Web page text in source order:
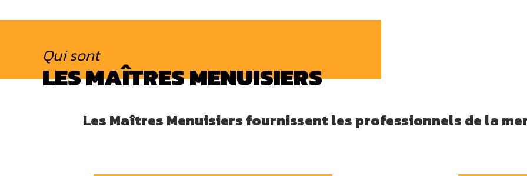
Les Maîtres
Qui sont
LES MAÎTRES MENUISIERS
Les Maîtres Menuisiers fournissent les professionnels de la